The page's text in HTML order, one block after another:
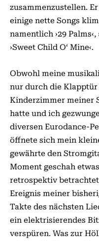
zusammenzustellen.
einige nette Songs
namentlich ›29 Palms‹,
›Sweet Child O‘ Mine‹.
Obwohl meine
nur durch die Klapptür
Kinderzimmer meiner
hatte und ich
diversen Eurodance-
öffnete sich mein
gewährte den
Moment geschah
retrospektiv
Ereignis meiner
Takte des nächsten
ein elektrisierendes
verspüren. Was zur